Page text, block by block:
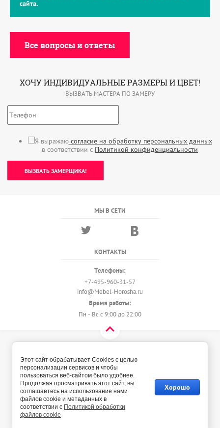
сайта.
Все вопросы и ответы
ХОЧУ ИНДИВИДУАЛЬНЫЕ РАЗМЕРЫ И ЦВЕТ!
ВЫЗВАТЬ МАСТЕРА ПО ЗАМЕРУ
Я выражаюсогласие на обработку персональных данных
в соответствии с Политикой конфиденциальности
ВЫЗВАТЬ ЗАМЕРЩИКА!
МЫ В СЕТИ
КОНТАКТЫ
Телефоны:
+7-495-960-31-57
info@Mebel-Horosha.ru
Время работы:
Пн - Вс с 9:00 до 22:00
Политика конфиденциальности
Этот сайт обрабатывает Cookies с целью
персонализации сервисов и чтобы
пользоваться веб-сайтом было удобнее.
Продолжая просматривать этот сайт, вы
соглашаетесь на использование нами
файлов cookie и метаданных в
соответствии с Политикой обработки
файлов cookie
Хорошо